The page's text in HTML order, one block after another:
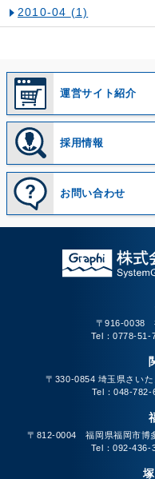
2010-04 (1)
運営サイト紹介
採用情報
お問い合わせ
〒916-0038
Tel：0778-
〒330-0854 埼玉県さい
Tel：048-
〒812-0004 福岡県福岡市博
Tel：092-